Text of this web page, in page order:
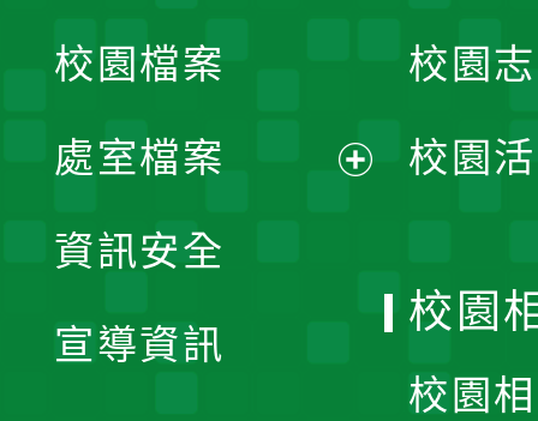
單
校園檔案
處室檔案
資訊安全
宣導資訊
校園
校園
校園
校園